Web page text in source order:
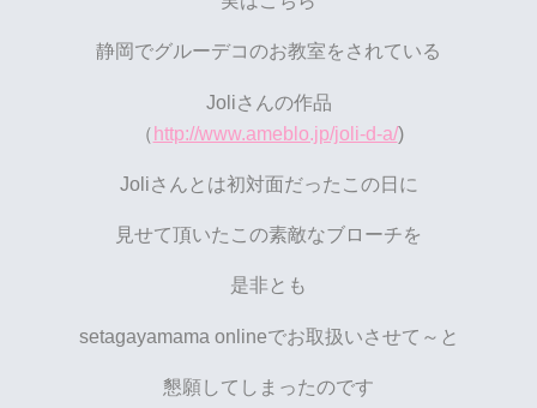
静岡でグルーデコのお教室をされている
Joliさんの作品
（http://www.ameblo.jp/joli-d-a/)
Joliさんとは初対面だったこの日に
見せて頂いたこの素敵なブローチを
是非とも
setagayamama onlineでお取扱いさせて～と
懇願してしまったのです